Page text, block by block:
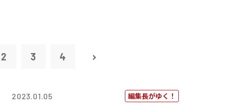
2 3 4
2023.01.05 編集長がゆく！